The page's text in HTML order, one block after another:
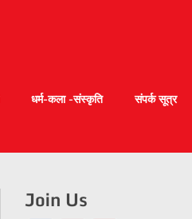
धर्म-कला -संस्कृति
संपर्क सूत्र
Join Us